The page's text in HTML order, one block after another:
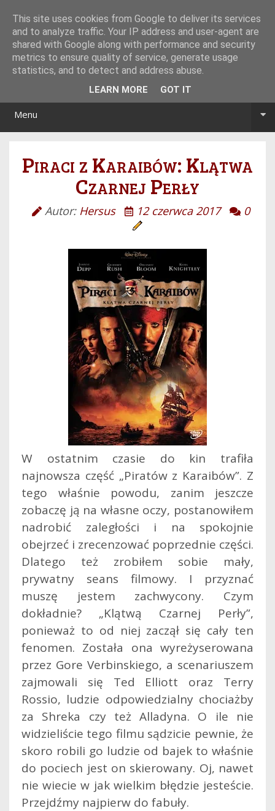
Menu
Piraci z Karaibów: Klątwa
Czarnej Perły
Autor: Hersus 12 czerwca 2017 0
W ostatnim czasie do kin trafiła
najnowsza część „Piratów z Karaibów”. Z
tego właśnie powodu, zanim jeszcze
zobaczę ją na własne oczy, postanowiłem
nadrobić zaległości i na spokojnie
obejrzeć i zrecenzować poprzednie części.
Dlatego też zrobiłem sobie mały,
prywatny seans filmowy. I przyznać
muszę jestem zachwycony. Czym
dokładnie? „Klątwą Czarnej Perły”,
ponieważ to od niej zaczął się cały ten
fenomen. Została ona wyreżyserowana
przez Gore Verbinskiego, a scenariuszem
zajmowali się Ted Elliott oraz Terry
Rossio, ludzie odpowiedzialny chociażby
za Shreka czy też Alladyna. O ile nie
widzieliście tego filmu sądzicie pewnie, że
skoro robili go ludzie od bajek to właśnie
do pociech jest on skierowany. Oj, nawet
nie wiecie w jak wielkim błędzie jesteście.
Przejdźmy najpierw do fabuły.
This site uses cookies from Google to deliver its services
and to analyze traffic. Your IP address and user-agent are
shared with Google along with performance and security
metrics to ensure quality of service, generate usage
statistics, and to detect and address abuse.
LEARN MORE GOT IT